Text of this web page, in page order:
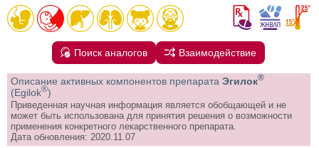
Поиск аналогов Взаимодействие
Описание активных компонентов препарата Эгилок®
(Egilok®)
Приведенная научная информация является обобщающей и не
может быть использована для принятия решения о возможности
применения конкретного лекарственного препарата.
Дата обновления: 2020.11.07